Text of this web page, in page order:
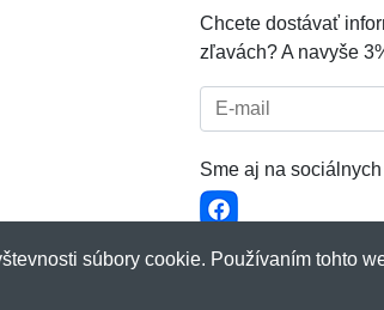
Chcete dostávať
zľavách? A navyše
E-mail:
Sme aj na
súbory cookie. Používaním tohto